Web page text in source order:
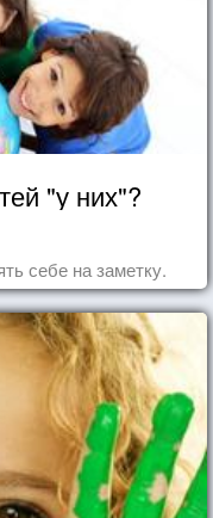
"у них"?
себе на заметку.